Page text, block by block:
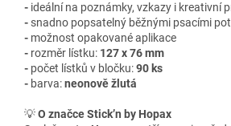
- ideální na poznámky, vzkazy i kreativní
- snadno popsatelný běžnými psacími
- možnost opakované aplikace
- rozměr lístku: 127 x 76 mm
- počet lístků v bločku:90 ks
- barva:neonově žlutá
💡O značce Stick’n by Hopax